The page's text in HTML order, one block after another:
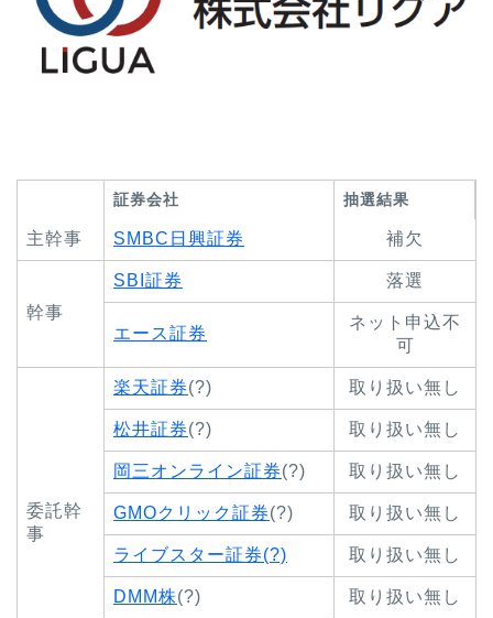
証券会社 抽選結果
主幹事 SMBC日興証券 補欠
幹事
SBI証券 落選
エース証券
ネット申込不
可
委託幹
事
楽天証券(?) 取り扱い無し
松井証券(?) 取り扱い無し
岡三オンライン証券(?) 取り扱い無し
GMOクリック証券(?) 取り扱い無し
ライブスター証券(?) 取り扱い無し
DMM株(?) 取り扱い無し